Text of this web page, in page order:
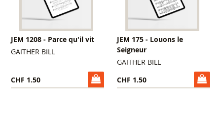
JEM 1208 - Parce qu'il vit
GAITHER BILL
CHF 1.50
JEM 175 - Louons le
Seigneur
GAITHER BILL
CHF 1.50